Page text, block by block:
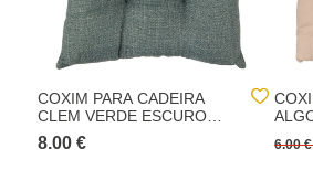
COXIM PARA CADEIRA
CLEM VERDE ESCURO
38X38CM
8.00 € 6.00